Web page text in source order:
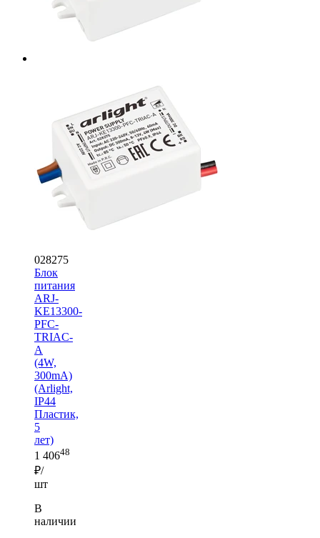
028275
Блок
питания
ARJ-
KE13300-
PFC-
TRIAC-
A
(4W,
300mA)
(Arlight,
IP44
Пластик,
5
лет)
1 40648
₽/
шт
В
наличии